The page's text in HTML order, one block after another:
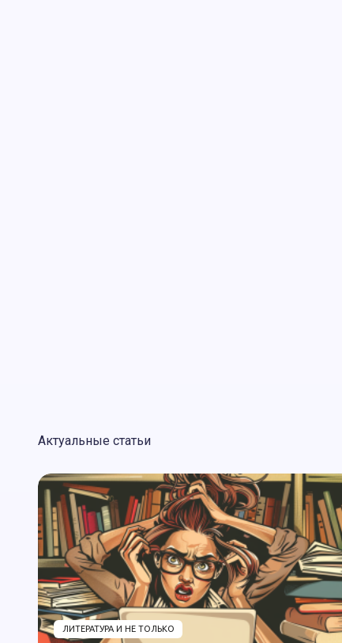
Актуальные статьи
ЛИТЕРАТУРА И НЕ ТОЛЬКО